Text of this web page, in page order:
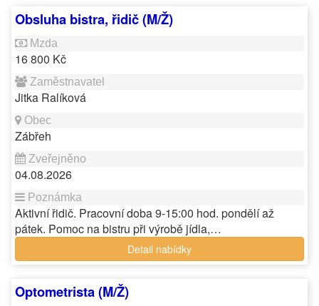
Obsluha bistra, řidič (M/Ž)
16 800 Kč
Jitka Ralíková
Zábřeh
04.08.2026
Aktivní řidič. Pracovní doba 9-15:00 hod. pondělí až
pátek. Pomoc na bistru při výrobě jídla,…
Detail nabídky
Optometrista (M/Ž)